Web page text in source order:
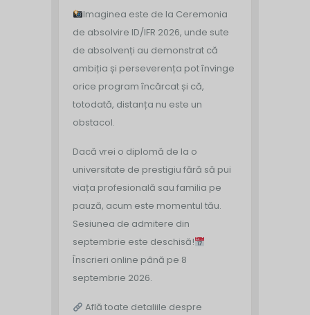
Imaginea este de la Ceremonia
de absolvire ID/IFR 2026, unde sute
de absolvenți au demonstrat că
ambiția și perseverența pot învinge
orice program încărcat și că,
totodată, distanța nu este un
obstacol.
Dacă vrei o diplomă de la o
universitate de prestigiu fără să pui
viața profesională sau familia pe
pauză, acum este momentul tău.
Sesiunea de admitere din
septembrie este deschisă!
Înscrieri online până pe 8
septembrie 2026.
Află toate detaliile despre